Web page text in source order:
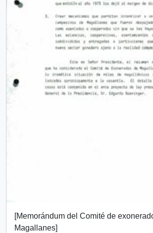
[Memorándum del Comité de
Magallanes]